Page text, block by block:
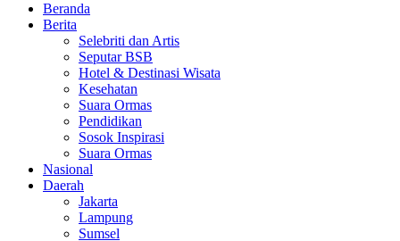
Beranda
Berita
Selebriti dan Artis
Seputar BSB
Hotel & Destinasi Wisata
Kesehatan
Suara Ormas
Pendidikan
Sosok Inspirasi
Suara Ormas
Nasional
Daerah
Jakarta
Lampung
Sumsel